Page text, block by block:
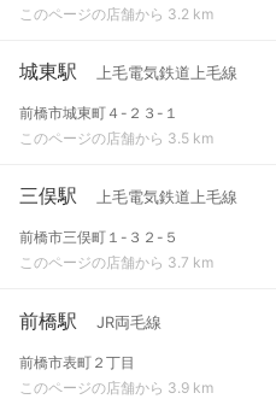
このページの店舗から 3.2 km
城東駅 上毛電気鉄道上毛線
前橋市城東町４-２３-１
このページの店舗から 3.5 km
三俣駅 上毛電気鉄道上毛線
前橋市三俣町１-３２-５
このページの店舗から 3.7 km
前橋駅 JR両毛線
前橋市表町２丁目
このページの店舗から 3.9 km